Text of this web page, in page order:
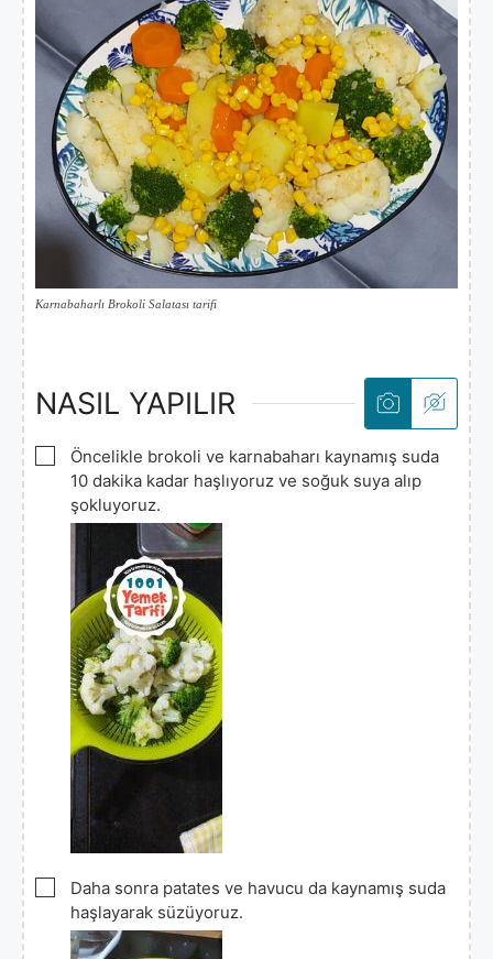
Karnabaharlı Brokoli Salatası tarifi
NASIL YAPILIR
▢
Öncelikle brokoli ve karnabaharı kaynamış suda
10 dakika kadar haşlıyoruz ve soğuk suya alıp
şokluyoruz.
▢
Daha sonra patates ve havucu da kaynamış suda
haşlayarak süzüyoruz.